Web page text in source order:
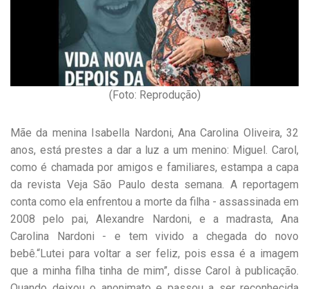
(Foto: Reprodução)
Mãe da menina Isabella Nardoni, Ana Carolina Oliveira, 32
anos, está prestes a dar a luz a um menino: Miguel. Carol,
como é chamada por amigos e familiares, estampa a capa
da revista Veja São Paulo desta semana. A reportagem
conta como ela enfrentou a morte da filha - assassinada em
2008 pelo pai, Alexandre Nardoni, e a madrasta, Ana
Carolina Nardoni - e tem vivido a chegada do novo
bebê.“Lutei para voltar a ser feliz, pois essa é a imagem
que a minha filha tinha de mim”, disse Carol à publicação.